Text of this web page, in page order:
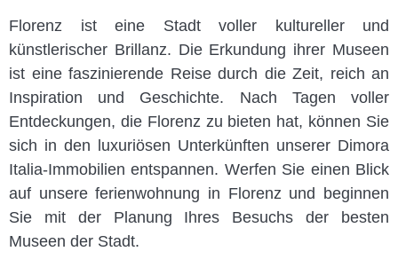
Florenz ist eine Stadt voller kultureller und
künstlerischer Brillanz. Die Erkundung ihrer Museen
ist eine faszinierende Reise durch die Zeit, reich an
Inspiration und Geschichte. Nach Tagen voller
Entdeckungen, die Florenz zu bieten hat, können Sie
sich in den luxuriösen Unterkünften unserer Dimora
Italia-Immobilien entspannen. Werfen Sie einen Blick
auf unsere ferienwohnung in Florenz und beginnen
Sie mit der Planung Ihres Besuchs der besten
Museen der Stadt.